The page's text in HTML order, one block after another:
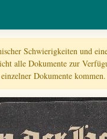
Schwierigkeiten und
alle Dokumente zur
Dokumente kommen.